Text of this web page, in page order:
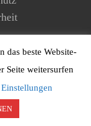
das beste Website-
Seite weitersurfen
Einstellungen